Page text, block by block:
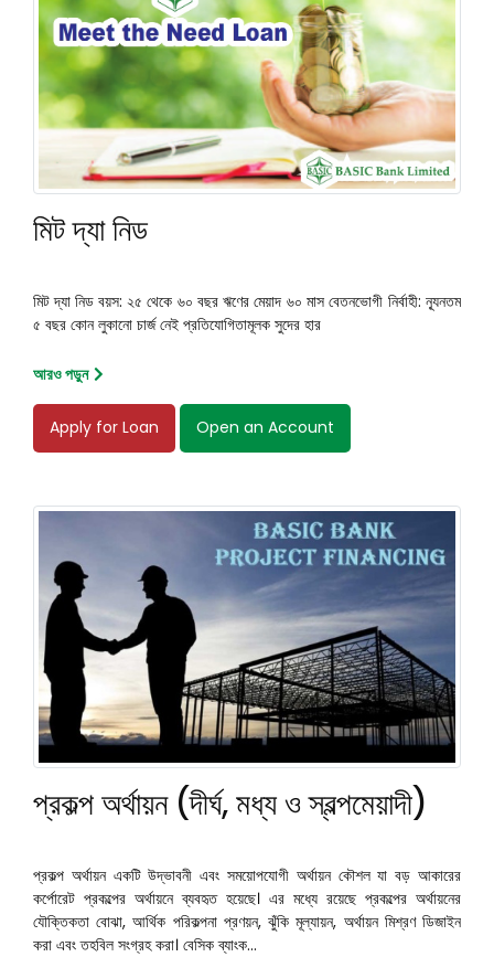
মিট দ্যা নিড
মিট দ্যা নিড বয়স: ২৫ থেকে ৬০ বছর ঋণের মেয়াদ ৬০ মাস বেতনভোগী নির্বাহী: ন্যূনতম
৫ বছর কোন লুকানো চার্জ নেই প্রতিযোগিতামূলক সুদের হার
আরও পড়ুন
Apply for Loan Open an Account
প্রকল্প অর্থায়ন (দীর্ঘ, মধ্য ও স্বল্পমেয়াদী)
প্রকল্প অর্থায়ন একটি উদ্ভাবনী এবং সময়োপযোগী অর্থায়ন কৌশল যা বড় আকারের
কর্পোরেট প্রকল্পের অর্থায়নে ব্যবহৃত হয়েছে। এর মধ্যে রয়েছে প্রকল্পের অর্থায়নের
যৌক্তিকতা বোঝা, আর্থিক পরিকল্পনা প্রণয়ন, ঝুঁকি মূল্যায়ন, অর্থায়ন মিশ্রণ ডিজাইন
করা এবং তহবিল সংগ্রহ করা। বেসিক ব্যাংক...